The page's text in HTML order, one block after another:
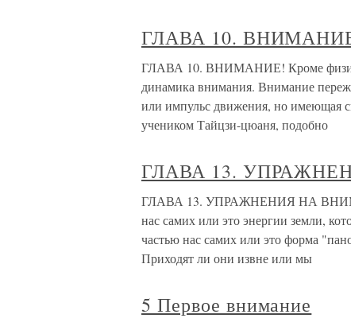
ГЛАВА 10.
ГЛАВА 10. ВНИМАНИЕ! Кроме
динамика внимания. Внимание
или импульс движения, но имеющая
учеником Тайцзи-цюаня, подобно
ГЛАВА 13.
ГЛАВА 13. УПРАЖНЕНИЯ НА
нас самих или это энергии земли,
частью нас самих или это форма
Приходят ли они извне или мы
5 Первое внимание